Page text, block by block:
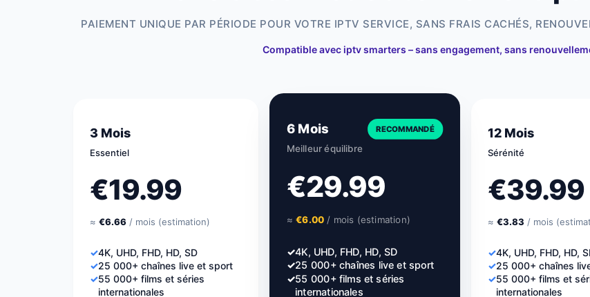
PAIEMENT UNIQUE PAR PÉRIODE POUR VOTRE IPTV SERVICE, SANS FRAIS CACHÉS,
Compatible avec iptv smarters – sans engagement, sans
3 Mois
Essentiel
€19.99
≈ €6.66 / mois (estimation)
✓4K, UHD, FHD, HD, SD
✓25 000+ chaînes live et sport
✓55 000+ films et séries
internationales
6 Mois
Meilleur équilibre
RECOMMANDÉ
€29.99
≈€6.00 / mois (estimation)
✓4K, UHD, FHD, HD, SD
✓25 000+ chaînes live et sport
✓55 000+ films et séries
internationales
12 Mois
Sérénité
€39.99
≈ €3.83 / mois
✓4K, UHD, FHD, HD,
✓25 000+ chaînes
✓55 000+ films et
internationales